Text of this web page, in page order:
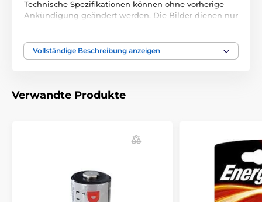
Technische Spezifikationen können ohne vorherige
Ankündigung geändert werden. Die Bilder dienen nur
Trainigshalsbänder Zubehör
Vollständige Beschreibung anzeigen
Verwandte Produkte